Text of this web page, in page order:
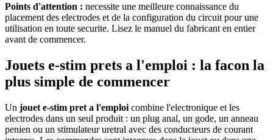
Points d'attention : necessite une meilleure connaissance du
placement des electrodes et de la configuration du circuit pour une
utilisation en toute securite. Lisez le manuel du fabricant en entier
avant de commencer.
Jouets e-stim prets a l'emploi : la facon la
plus simple de commencer
Un jouet e-stim pret a l'emploi combine l'electronique et les
electrodes dans un seul produit : un plug anal, un gode, un anneau
penien ou un stimulateur uretral avec des conducteurs de courant